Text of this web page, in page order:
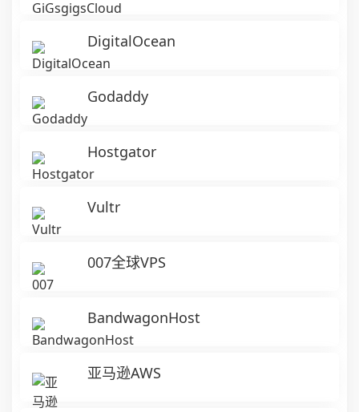
DigitalOcean
Godaddy
Hostgator
Vultr
007全球VPS
BandwagonHost
亚马逊AWS